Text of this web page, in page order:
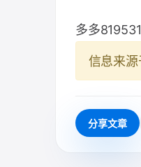
多多
信息来源
分享文章